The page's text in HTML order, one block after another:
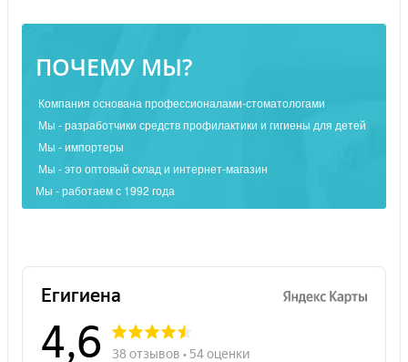
ПОЧЕМУ МЫ?
Компания основана профессионалами-стоматологами
Мы - разработчики средств профилактики и гигиены для детей
Мы - импортеры
Мы - это оптовый склад и интернет-магазин
Мы - работаем с 1992 года